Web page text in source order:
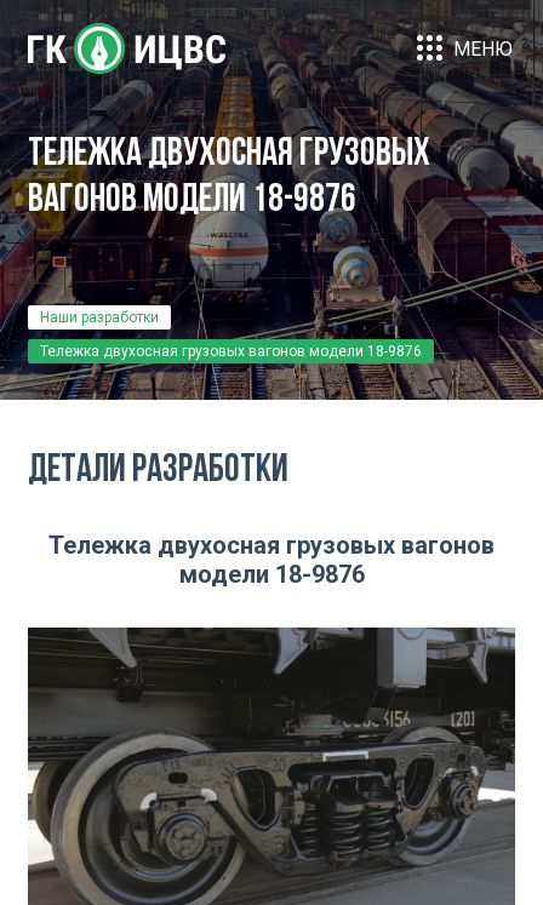
МЕНЮ
Тележка двухосная грузовых
вагонов модели 18-9876
Наши разработки
Тележка двухосная грузовых вагонов модели 18-9876
Детали разработки
Тележка двухосная грузовых вагонов
модели 18-9876